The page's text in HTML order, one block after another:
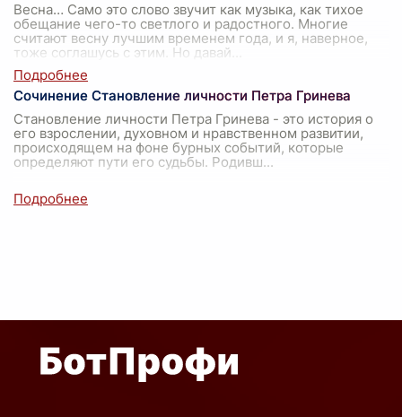
Весна… Само это слово звучит как музыка, как тихое
обещание чего-то светлого и радостного. Многие
считают весну лучшим временем года, и я, наверное,
тоже соглашусь с этим. Но давай
Сочинение Становление личности Петра Гринева
Становление личности Петра Гринева - это история о
его взрослении, духовном и нравственном развитии,
происходящем на фоне бурных событий, которые
определяют пути его судьбы. Родивш...